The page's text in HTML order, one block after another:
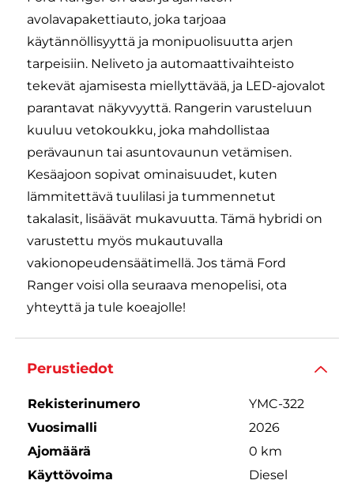
avolavapakettiauto, joka tarjoaa
käytännöllisyyttä ja monipuolisuutta arjen
tarpeisiin. Neliveto ja automaattivaihteisto
tekevät ajamisesta miellyttävää, ja LED-ajovalot
parantavat näkyvyyttä. Rangerin varusteluun
kuuluu vetokoukku, joka mahdollistaa
perävaunun tai asuntovaunun vetämisen.
Kesäajoon sopivat ominaisuudet, kuten
lämmitettävä tuulilasi ja tummennetut
takalasit, lisäävät mukavuutta. Tämä hybridi on
varustettu myös mukautuvalla
vakionopeudensäätimellä. Jos tämä Ford
Ranger voisi olla seuraava menopelisi, ota
yhteyttä ja tule koeajolle!
Perustiedot
Rekisterinumero
YMC-322
Vuosimalli
2026
Ajomäärä
0 km
Käyttövoima
Diesel